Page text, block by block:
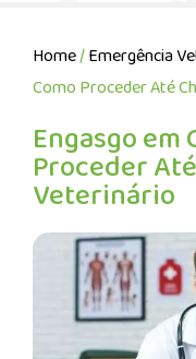
Home/Emergência
Como Proceder Até
Engasgo em
Proceder
Veterinário